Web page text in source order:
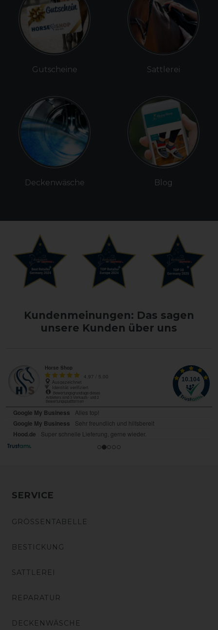
Gutscheine
Deckenwäsche
Sattlerei
Blog
Kundenmeinungen: Das sagen
unsere Kunden über uns
SERVICE
GRÖSSENTABELLE
BESTICKUNG
SATTLEREI
REPARATUR
DECKENWÄSCHE